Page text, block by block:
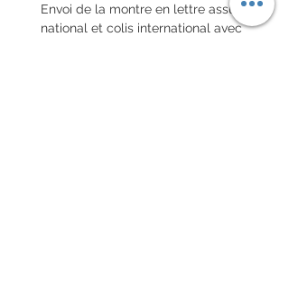
Envoi de la montre en lettre assuré
national et colis international avec